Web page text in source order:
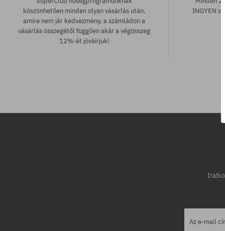
köszönhetően minden olyan vásárlás után,
amire nem jár kedvezmény, a számládon a
vásárlás összegétől függően akár a végösszeg
12%-át jóváírjuk!
INGYEN
Az e-mail